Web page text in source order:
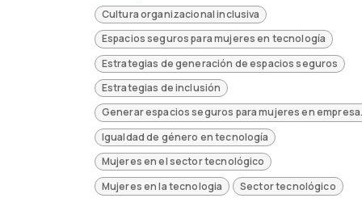
Cultura organizacional inclusiva
Espacios seguros para mujeres en tecnología
Estrategias de generación de espacios seguros
Estrategias de inclusión
Generar
Igualdad de género en tecnología
Mujeres en el sector tecnológico
Mujeres en la tecnologia
Sector tecnológico